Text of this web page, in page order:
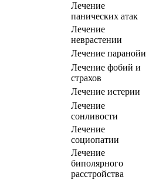
Лечение
панических атак
Лечение
неврастении
Лечение паранойи
Лечение фобий и
страхов
Лечение истерии
Лечение
сонливости
Лечение
социопатии
Лечение
биполярного
расстройства